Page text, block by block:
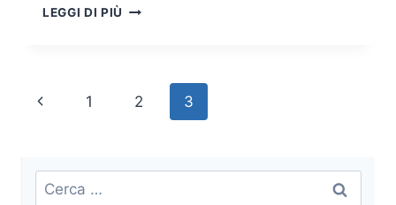
LEGGI DI PIÙ IMPARARE
SECURITY,
Navigazione
Pagina
1 2 3
Ricerca